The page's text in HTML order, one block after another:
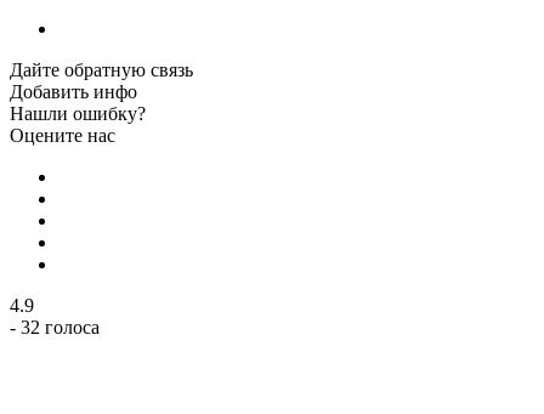
Дайте обратную связь
Добавить инфо
Нашли ошибку?
Оцените нас
4.9
- 32 голоса